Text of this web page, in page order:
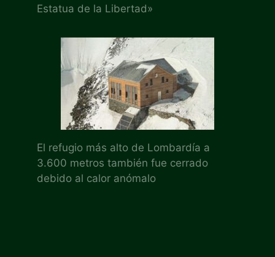
Estatua de la Libertad»
El refugio más alto de Lombardía a
3.600 metros también fue cerrado
debido al calor anómalo